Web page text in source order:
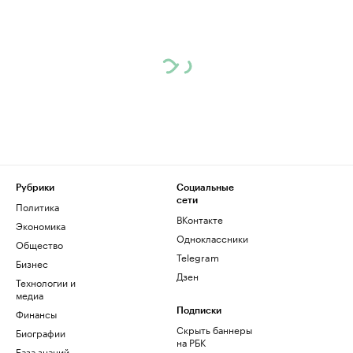
Рубрики
Политика
Экономика
Общество
Бизнес
Технологии и
медиа
Финансы
Биографии
Социальные
сети
ВКонтакте
Одноклассники
Telegram
Дзен
Подписки
Скрыть баннеры
на РБК